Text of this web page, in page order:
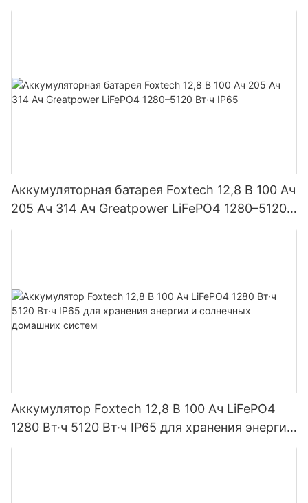
590 Вт, 620 Вт, 630 Вт, 650 Вт, двусторонние
Аккумуляторная батарея Foxtech 12,8 В 100 Ач
205 Ач 314 Ач Greatpower LiFePO4 1280–5120
Вт·ч IP65
Аккумулятор Foxtech 12,8 В 100 Ач LiFePO4
1280 Вт·ч 5120 Вт·ч IP65 для хранения энергии
и солнечных домашних систем